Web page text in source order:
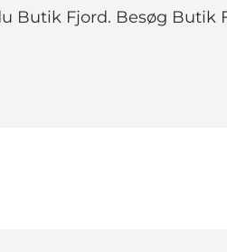
Fjord. Besøg Butik